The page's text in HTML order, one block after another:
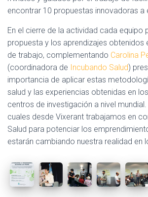
encontrar 10 propuestas innovadoras a
En el cierre de la actividad cada equipo
propuesta y los aprendizajes obtenidos
de trabajo, complementando Carolina
(coordinadora de Incubando Salud)
importancia de aplicar estas
salud y las experiencias obtenidas en
centros de investigación a nivel mundial.
cuales desde Vixerant trabajamos en
Salud para potenciar los
estarán cambiando nuestra realidad en